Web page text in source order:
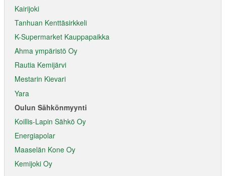
Kairijoki
Tanhuan Kenttäsirkkeli
K-Supermarket Kauppapaikka
Ahma ympäristö Oy
Rautia Kemijärvi
Mestarin Kievari
Yara
Oulun Sähkönmyynti
Koillis-Lapin Sähkö Oy
Energiapolar
Maaselän Kone Oy
Kemijoki Oy